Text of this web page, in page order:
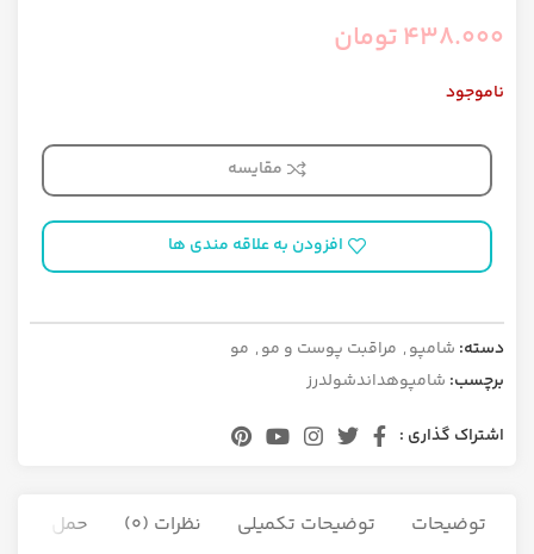
438.000تومان
ناموجود
مقایسه
افزودن به علاقه مندی ها
دسته: شامپو, مراقبت پوست و مو, مو
برچسب: شامپوهداندشولدرز
اشتراک گذاری :
توضیحات توضیحات تکمیلی نظرات (0) حمل و نقل